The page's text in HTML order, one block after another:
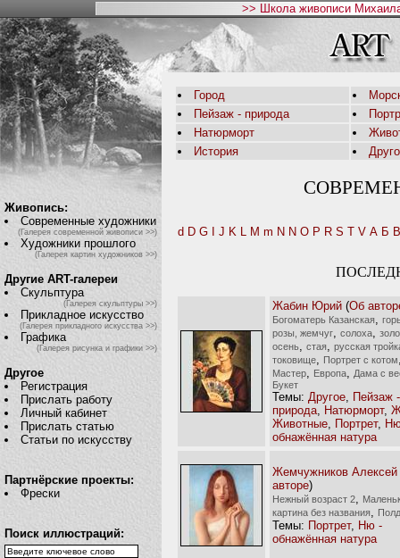
>> Школа живописи
Живопись:
Современные художники
(Галерея современной живописи >>)
Художники прошлого
(Галерея картин художников >>)
Другие ART-галереи
Скульптура
(Галерея скульптуры >>)
Прикладное искусство
(Галерея прикладного искусства >>)
Графика
(Галерея рисунка и графики >>)
Другое
Регистрация
Прислать работу
Личный кабинет
Прислать статью
Статьи по искусству
Партнёрские проекты:
Фрески
Поиск иллюстраций:
Город
Пейзаж - природа
Натюрморт
История
d D G J K L M m N N O P R S T V А Б В
Жабин Юрий (Об
Богоматерь Казанская
розы, жемчуг
солоха
осень
стая
русская
токовище
Портрет с котом
Мастер Европа
Дама с
Букет
Темы: Другое
Пейзаж -
природа
Натюрморт,
Животные
Портрет,
обнажённая натура
Жемчужников Алексей
авторе)
Нежный возраст 2
картина без названия
Темы: Портрет, Ню -
обнажённая натура